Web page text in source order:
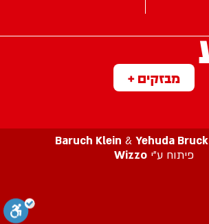
מבזקים +
Baruch Klein & Yehuda Bruck
פיתוח ע”י Wizzo